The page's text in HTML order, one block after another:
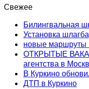
Свежее
Билингвальная
Установка
новые маршруты
ОТКРЫТЫЕ
агентства в
В Куркино
ДТП в Куркино